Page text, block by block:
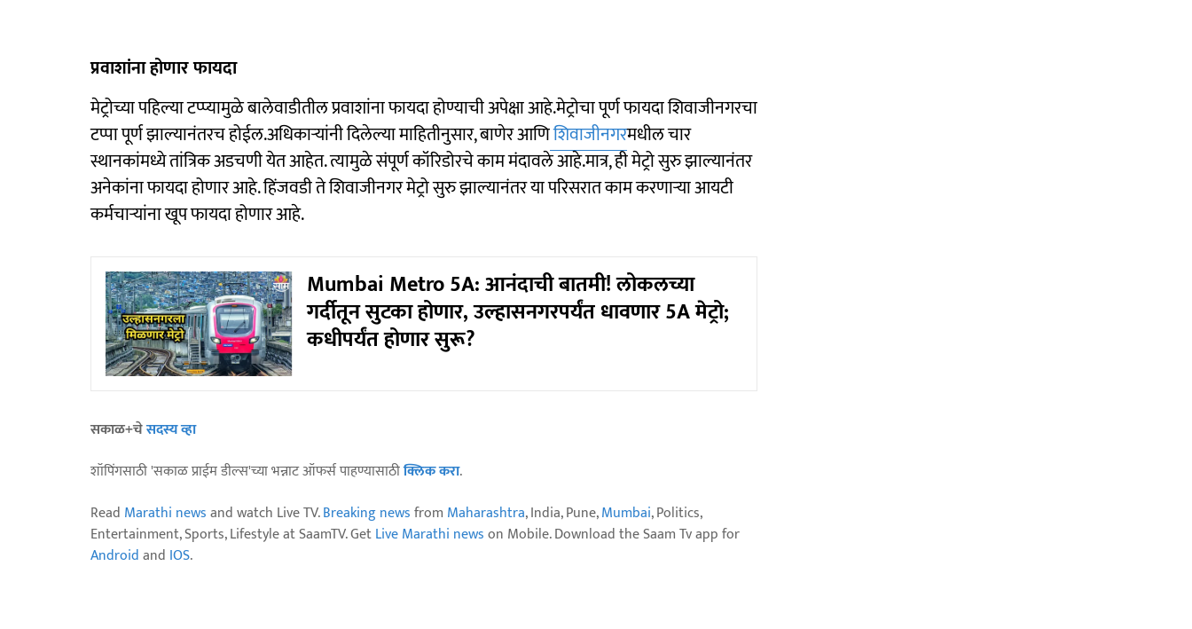
प्रवाशांना होणार फायदा
मेट्रोच्या पहिल्या टप्प्यामुळे बालेवाडीतील प्रवाशांना फायदा होण्याची अपेक्षा आहे.मेट्रोचा पूर्ण फायदा शिवाजीनगरचा
टप्पा पूर्ण झाल्यानंतरच होईल.अधिकाऱ्यांनी दिलेल्या माहितीनुसार, बाणेर आणिशिवाजीनगरमधील चार
स्थानकांमध्ये तांत्रिक अडचणी येत आहेत. त्यामुळे संपूर्ण कॉरिडोरचे काम मंदावले आहे.मात्र, ही मेट्रो सुरु झाल्यानंतर
अनेकांना फायदा होणार आहे. हिंजवडी ते शिवाजीनगर मेट्रो सुरु झाल्यानंतर या परिसरात काम करणाऱ्या आयटी
कर्मचाऱ्यांना खूप फायदा होणार आहे.
Mumbai Metro 5A: आनंदाची बातमी! लोकलच्या
गर्दीतून सुटका होणार, उल्हासनगरपर्यंत धावणार 5A मेट्रो;
कधीपर्यंत होणार सुरू?
सकाळ+चेसदस्य व्हा
शॉपिंगसाठी 'सकाळ प्राईम डील्स'च्या भन्नाट ऑफर्स पाहण्यासाठीक्लिक करा.
Read Marathi newsand watch Live TV.Breaking newsfrom Maharashtra, India, Pune,Mumbai, Politics,
Entertainment, Sports, Lifestyle at SaamTV. GetLive Marathi newson Mobile. Download the Saam Tv app for
Androidand IOS.